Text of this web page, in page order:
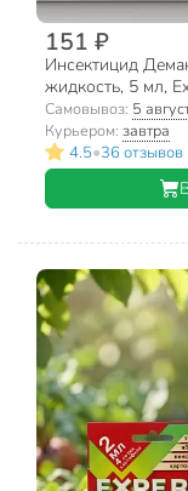
151 ₽
Инсектицид
жидкость, 5 мл,
Самовывоз: 5
Курьером: завтра
4.5•36 отзывов